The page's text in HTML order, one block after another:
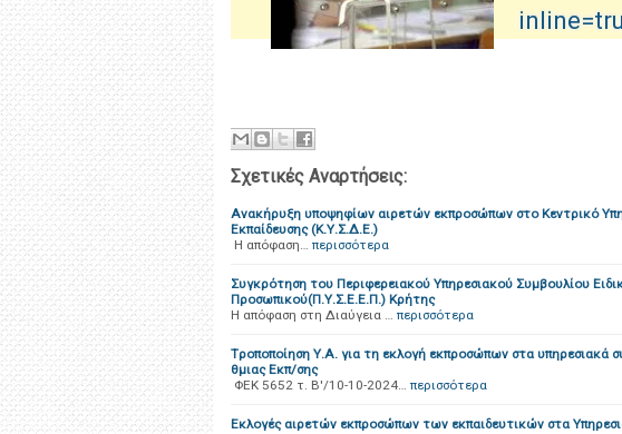
Σχετικές Αναρτήσεις:
Ανακήρυξη υποψηφίων αιρετών εκπροσώπων στο Κεντρικό
Εκπαίδευσης (Κ.Υ.Σ.Δ.Ε.)
H απόφαση… περισσότερα
Συγκρότηση του Περιφερειακού Υπηρεσιακού Συμβουλίου
Προσωπικού(Π.Υ.Σ.Ε.Ε.Π.) Κρήτης
Η απόφαση στη Διαύγεια … περισσότερα
Tροποποίηση Υ.Α. για τη εκλογή εκπροσώπων στα υπηρεσιακά
θμιας Εκπ/σης
ΦΕΚ 5652 τ. Β'/10-10-2024… περισσότερα
Εκλογές αιρετών εκπροσώπων των εκπαιδευτικών στα